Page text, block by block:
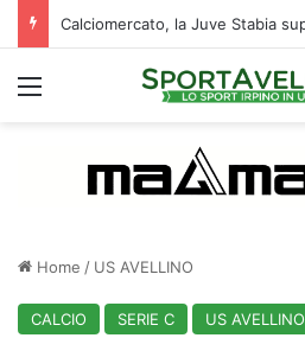
Menu
Home / US AVELLINO
CALCIO SERIE C US AVELLINO